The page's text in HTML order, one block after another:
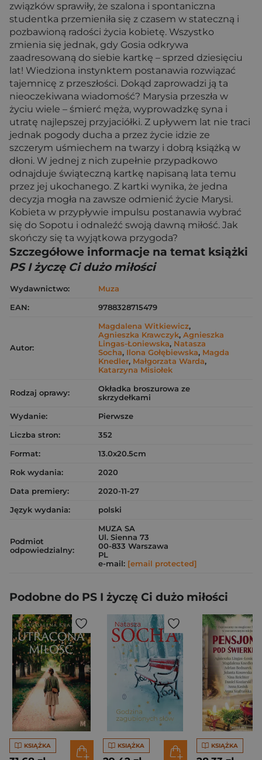
związków sprawiły, że szalona i spontaniczna
studentka przemieniła się z czasem w stateczną i
pozbawioną radości życia kobietę. Wszystko
zmienia się jednak, gdy Gosia odkrywa
zaadresowaną do siebie kartkę – sprzed dziesięciu
lat! Wiedziona instynktem postanawia rozwiązać
tajemnicę z przeszłości. Dokąd zaprowadzi ją ta
nieoczekiwana wiadomość? Marysia przeszła w
życiu wiele – śmierć męża, wyprowadzkę syna i
utratę najlepszej przyjaciółki. Z upływem lat nie traci
jednak pogody ducha a przez życie idzie ze
szczerym uśmiechem na twarzy i dobrą książką w
dłoni. W jednej z nich zupełnie przypadkowo
odnajduje świąteczną kartkę napisaną lata temu
przez jej ukochanego. Z kartki wynika, że jedna
decyzja mogła na zawsze odmienić życie Marysi.
Kobieta w przypływie impulsu postanawia wybrać
się do Sopotu i odnaleźć swoją dawną miłość. Jak
skończy się ta wyjątkowa przygoda?
Szczegółowe informacje na temat książki
PS I życzę Ci dużo miłości
Wydawnictwo:
Muza
EAN:
9788328715479
Autor:
Magdalena Witkiewicz,
Agnieszka Krawczyk, Agnieszka
Lingas-Łoniewska, Natasza
Socha, Ilona Gołębiewska, Magda
Knedler, Małgorzata Warda,
Katarzyna Misiołek
Rodzaj oprawy:
Okładka broszurowa ze
skrzydełkami
Wydanie:
Pierwsze
Liczba stron:
352
Format:
13.0x20.5cm
Rok wydania:
2020
Data premiery:
2020-11-27
Język wydania:
polski
Podmiot
odpowiedzialny:
MUZA SA
Ul. Sienna 73
00-833 Warszawa
PL
e-mail: [email protected]
Podobne do PS I życzę Ci dużo miłości
KSIĄŻKA KSIĄŻKA KSIĄŻKA